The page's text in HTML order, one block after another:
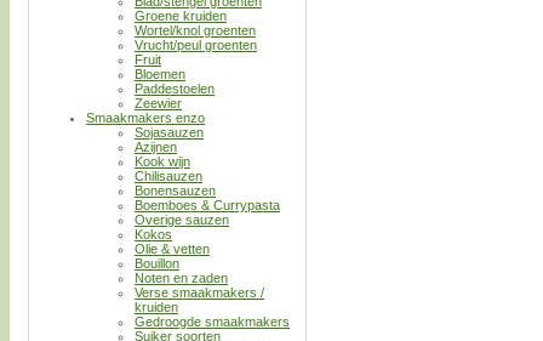
Groene kruiden
Wortel/knol groenten
Vrucht/peul groenten
Fruit
Bloemen
Paddestoelen
Zeewier
Smaakmakers enzo
Sojasauzen
Azijnen
Kook wijn
Chilisauzen
Bonensauzen
Boemboes & Currypasta
Overige sauzen
Kokos
Olie & vetten
Bouillon
Noten en zaden
Verse smaakmakers /
kruiden
Gedroogde smaakmakers
Suiker soorten